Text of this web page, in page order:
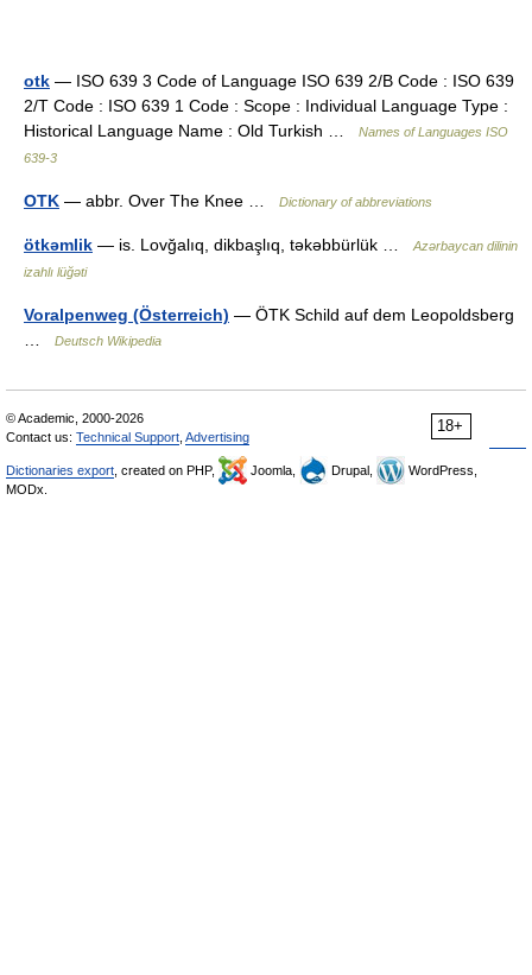
otk — ISO 639 3 Code of Language ISO 639 2/B Code : ISO 639
2/T Code : ISO 639 1 Code : Scope : Individual Language Type :
Historical Language Name : Old Turkish …
Names of Languages ISO
639-3
OTK — abbr. Over The Knee … Dictionary of abbreviations
ötkəmlik — is. Lovğalıq, dikbaşlıq, təkəbbürlük …
Azərbaycan dilinin
izahlı lüğəti
Voralpenweg (Österreich) — ÖTK Schild auf dem Leopoldsberg
Deutsch Wikipedia
18+
© Academic, 2000-2026
Contact us: Technical Support Advertising
Dictionaries export , created on PHP, Joomla, Drupal,
WordPress,
MODx.